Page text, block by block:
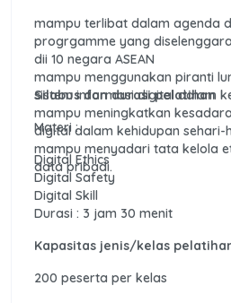
mampu terlibat dalam agenda
progrgamme yang
dii 10 negara ASEAN
mampu menggunakan piranti
sistem informasi digital dalam
mampu meningkatkan
digital dalam kehidupan sehari-
mampu menyadari tata kelola
data pribadi.
Silabus dan durasi pelatihan
Materi :
Digital Ethics
Digital Safety
Digital Skill
Durasi : 3 jam 30 menit
Kapasitas jenis/kelas
200 peserta per kelas